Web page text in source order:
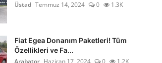
Üstad Temmuz 14, 2024 0 1.3K
Fiat Egea Donanım Paketleri! Tüm
Özellikleri ve Fa...
Arabator Haziran 17, 2024 0 1.2K